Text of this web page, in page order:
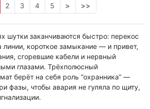
2 3 4 5 > >>
шутки заканчиваются быстро: перекос
линии, короткое замыкание — и привет,
сгоревшие кабели и нервный
глазами. Трёхполюсный
берёт на себя роль “охранника” —
фазы, чтобы авария не гуляла по щиту,